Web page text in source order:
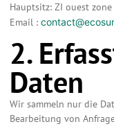
Hauptsitz: ZI ouest
Email :
2.
Daten
Wir sammeln nur die
Bearbeitung von